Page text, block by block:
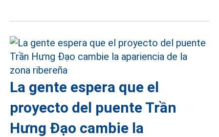
La gente espera que el
proyecto del puente Trần
Hưng Đạo cambie la